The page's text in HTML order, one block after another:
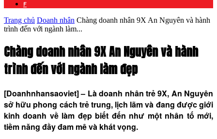
F
Trang chủ Doanh nhân Chàng doanh nhân 9X An Nguyên và hành
trình đến với ngành làm...
Chàng doanh nhân 9X An Nguyên và hành
trình đến với ngành làm đẹp
[Doanhnhansaoviet] – Là doanh nhân trẻ 9X, An Nguyên
sở hữu phong cách trẻ trung, lịch lãm và đang được giới
kinh doanh về làm đẹp biết đến như một nhân tố mới,
tiềm năng đầy đam mê và khát vọng.